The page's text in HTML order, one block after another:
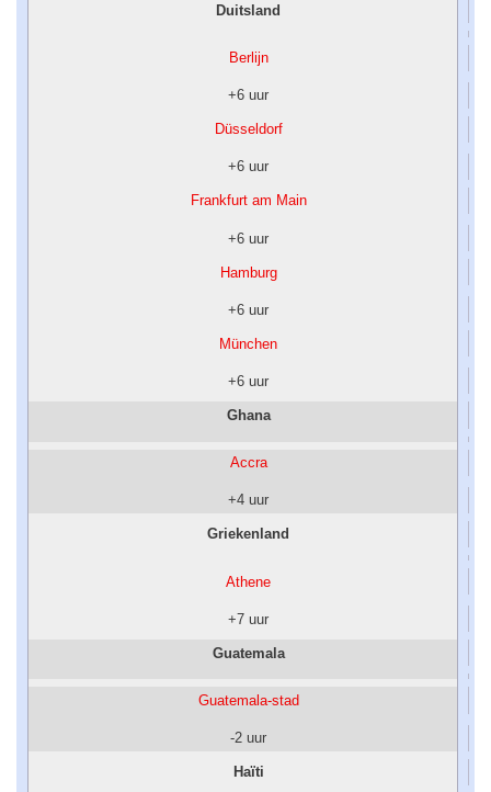
Duitsland
Berlijn
+6 uur
Düsseldorf
+6 uur
Frankfurt am Main
+6 uur
Hamburg
+6 uur
München
+6 uur
Ghana
Accra
+4 uur
Griekenland
Athene
+7 uur
Guatemala
Guatemala-stad
-2 uur
Haïti